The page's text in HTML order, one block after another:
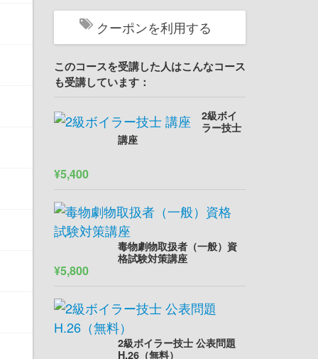
クーポンを利用する
このコースを受講した人はこんなコース
も受講しています：
2級ボイ
ラー技士
講座
¥5,400
毒物劇物取扱者（一般）資
格試験対策講座
¥5,800
2級ボイラー技士 公表問題
H.26（無料）